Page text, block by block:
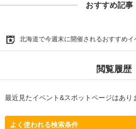
おすすめ記事
北海道で今週末に開催されるおすすめイ
閲覧履歴
最近見たイベント&スポットページはあり
よく使われる検索条件